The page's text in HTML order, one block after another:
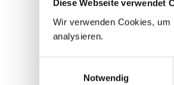
Diese Webseite verwendet
Wir verwenden Cookies,
analysieren.
Notwendig
Bitte Suchbegriff
verfeinert werden.